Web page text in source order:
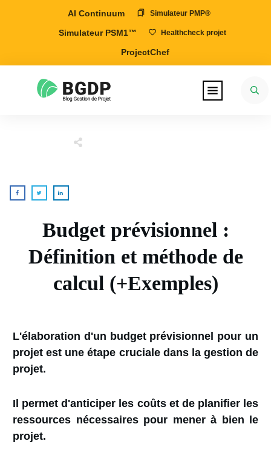
AI Continuum Simulateur PMP®
Simulateur PSM1™ Healthcheck projet
ProjectChef
Budget prévisionnel :
Définition et méthode de
calcul (+Exemples)
L'élaboration d'un budget prévisionnel pour un
projet est une étape cruciale dans la gestion de
projet.
Il permet d'anticiper les coûts et de planifier les
ressources nécessaires pour mener à bien le
projet.